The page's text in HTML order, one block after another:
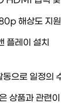
해상도 지원
플레이 설치
동으로 일정의
상품과 관련